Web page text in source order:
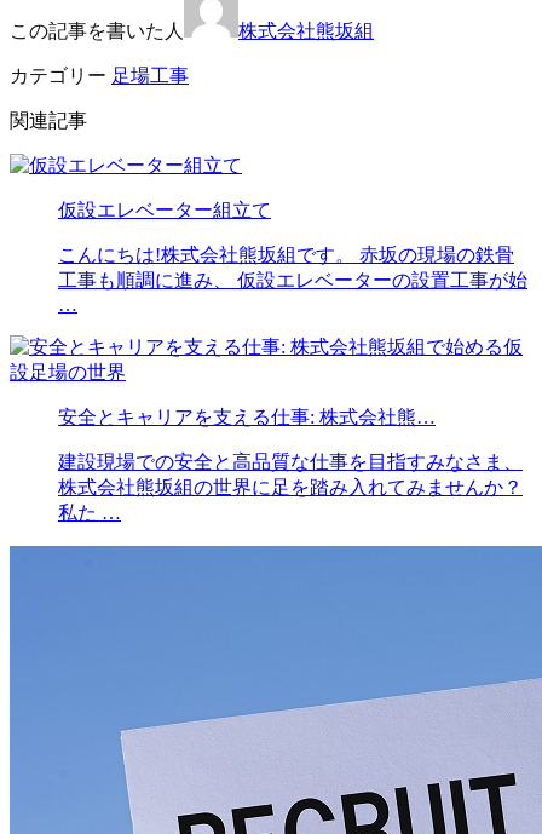
この記事を書いた人 株式会社熊坂組
カテゴリー 足場工事
関連記事
仮設エレベーター組立て
こんにちは!株式会社熊坂組です。 赤坂の現場の鉄骨
工事も順調に進み、 仮設エレベーターの設置工事が始
…
安全とキャリアを支える仕事: 株式会社熊…
建設現場での安全と高品質な仕事を目指すみなさま、
株式会社熊坂組の世界に足を踏み入れてみませんか？
私た …